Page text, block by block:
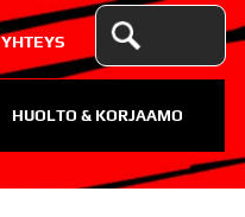
YHTEYS
HUOLTO & KORJAAMO